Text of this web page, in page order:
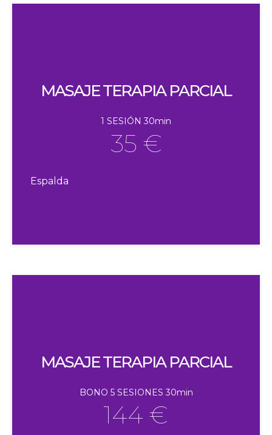
MASAJE TERAPIA PARCIAL
1 SESIÓN 30min
35 €
Espalda
MASAJE TERAPIA PARCIAL
BONO 5 SESIONES 30min
144 €